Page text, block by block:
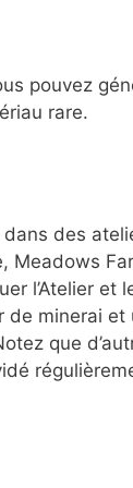
pouvez
rare.
dans des
Meadows
l’Atelier et
minerai et
que